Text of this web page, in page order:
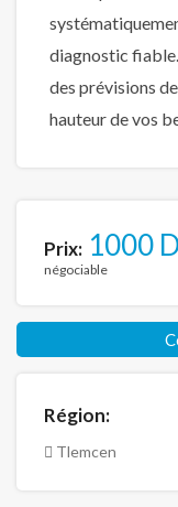
diagnostic
des prévisions
hauteur de vos
Prix: 1000
négociable
Région:
Tlemcen